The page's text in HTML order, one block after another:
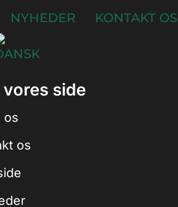
NYHEDER KONTAKT OS
side
os
os